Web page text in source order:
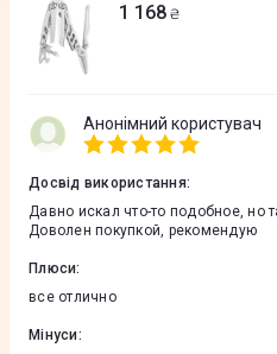
1 168 ₴
Анонімний користувач
Досвід використання:
Давно искал что-то подобное, но
Доволен покупкой, рекомендую
Плюси:
все отлично
Мінуси: